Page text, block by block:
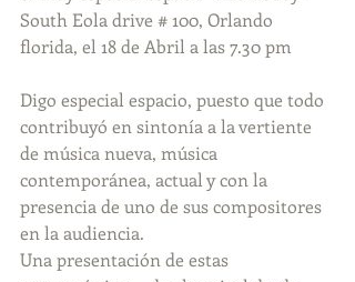
South Eola drive # 100, Orlando
florida, el 18 de Abril a las 7.30 pm
Digo especial espacio, puesto que todo
contribuyó en sintonía a la vertiente
de música nueva, música
contemporánea, actual y con la
presencia de uno de sus compositores
en la audiencia.
Una presentación de estas